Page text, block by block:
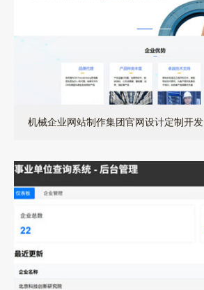
机械企业网站制作集团官网设计定制开发